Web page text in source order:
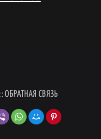
ОБРАТНАЯ СВЯЗЬ